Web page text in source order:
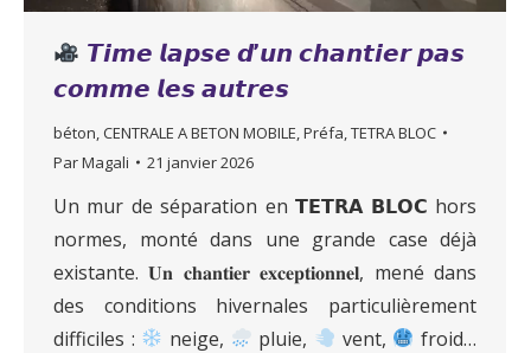
𝙏𝙞𝙢𝙚 𝙡𝙖𝙥𝙨𝙚 𝙙’𝙪𝙣 𝙘𝙝𝙖𝙣𝙩𝙞𝙚𝙧 𝙥𝙖𝙨
𝙘𝙤𝙢𝙢𝙚 𝙡𝙚𝙨 𝙖𝙪𝙩𝙧𝙚𝙨
béton CENTRALE A BETON MOBILE Préfa TETRA BLOC
ParMagali 21 janvier 2026
Un mur de séparation en 𝗧𝗘𝗧𝗥𝗔 𝗕𝗟𝗢𝗖 hors
normes, monté dans une grande case déjà
existante. 𝐔𝐧 𝐜𝐡𝐚𝐧𝐭𝐢𝐞𝐫 𝐞𝐱𝐜𝐞𝐩𝐭𝐢𝐨𝐧𝐧𝐞𝐥, mené dans
des conditions hivernales particulièrement
difficiles :
neige, pluie, vent,
froid…